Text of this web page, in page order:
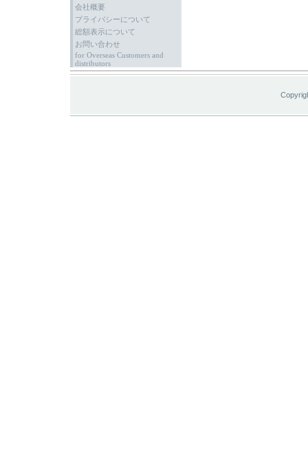
会社概要
プライバシーについて
総額表示について
お問い合わせ
for Overseas Customers and
distributors